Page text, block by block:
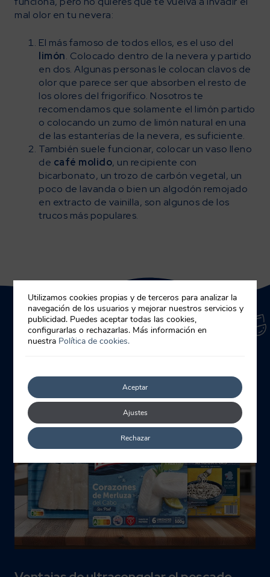
mal olor en tu nevera:
El más famoso de todos ellos, es el uso del
limón. Colocado dentro de la nevera y partido
en dos. Algunas personas le colocan clavos de
olor que parece ser que absorben el resto de
los olores del frigorífico. Nosotros te
recomendamos que solamente el limón partido
o colocando un zumo de limón natural en una
de las estanterías de la nevera, es suficiente.
También suele funcionar, colocar un vaso lleno
de café molido, un recipiente con
bicarbonato, un trozo de carbón vegetal, un
poco de lavanda o bien un algodón remojado
en extracto de vainilla, son algunos de los
trucos más populares.
Otros trucos de cocina
Utilizamos cookies propias y de terceros para analizar la
navegación de los usuarios y mejorar nuestros servicios y
publicidad. Puedes aceptar todas las cookies,
configurarlas o rechazarlas. Más información en
nuestra Política de cookies.
Aceptar
Rechazar
Ajustes